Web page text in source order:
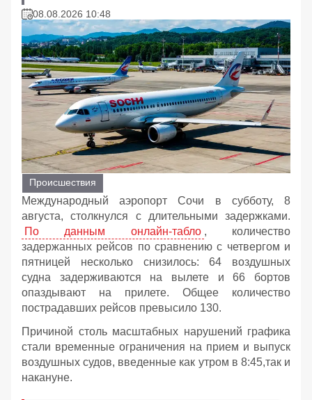
08.08.2026 10:48
Происшествия
Международный аэропорт Сочи в субботу, 8
августа, столкнулся с длительными задержками.
По данным онлайн-табло , количество
задержанных рейсов по сравнению с четвергом и
пятницей несколько снизилось: 64 воздушных
судна задерживаются на вылете и 66 бортов
опаздывают на прилете. Общее количество
пострадавших рейсов превысило 130.
Причиной столь масштабных нарушений графика
стали временные ограничения на прием и выпуск
воздушных судов, введенные как утром в 8:45,так и
накануне.